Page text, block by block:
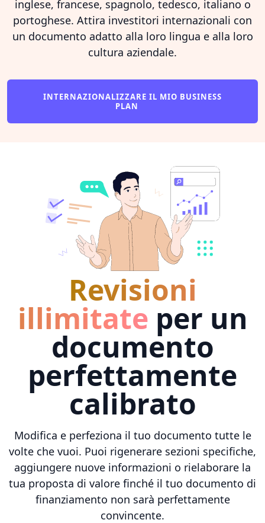
inglese, francese, spagnolo, tedesco, italiano o
portoghese. Attira investitori internazionali con
un documento adatto alla loro lingua e alla loro
cultura aziendale.
INTERNAZIONALIZZARE IL MIO BUSINESS
PLAN
Revisioni
illimitate per un
documento
perfettamente
calibrato
Modifica e perfeziona il tuo documento tutte le
volte che vuoi. Puoi rigenerare sezioni specifiche,
aggiungere nuove informazioni o rielaborare la
tua proposta di valore finché il tuo documento di
finanziamento non sarà perfettamente
convincente.